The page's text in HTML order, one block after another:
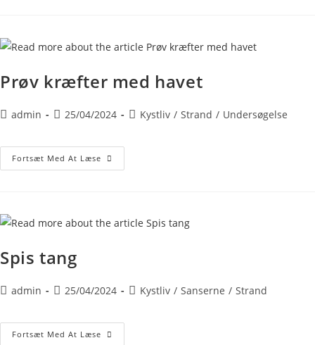
Prøv kræfter med havet
admin 25/04/2024 Kystliv / Strand / Undersøgelse
Fortsæt Med At Læse
Spis tang
admin 25/04/2024 Kystliv / Sanserne / Strand
Fortsæt Med At Læse